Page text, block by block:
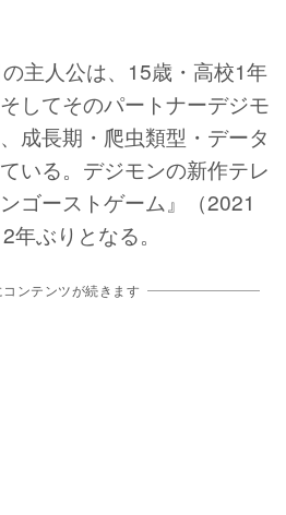
主人公は、15歳・高校1年
してそのパートナーデジモ
成長期・爬虫類型・データ
いる。デジモンの新作テレ
ゴーストゲーム』（2021
年ぶりとなる。
ンテンツが続きます